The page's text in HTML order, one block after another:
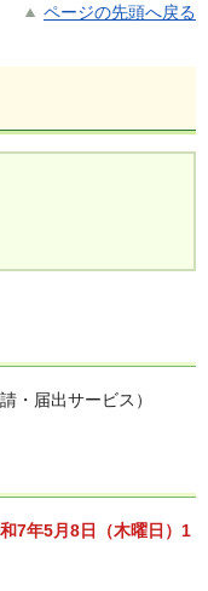
ページの先頭へ戻る
・届出サービス）
7年5月8日（木曜日）1